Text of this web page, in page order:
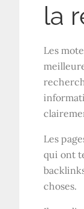
la
Les
Les
qui ont
choses.